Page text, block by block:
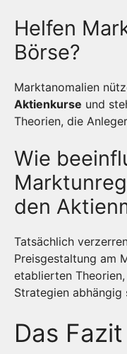
Helfen
Börse?
Marktanomalien
Aktienkurse und
Theorien, die
Wie
den
Tatsächlich
Preisgestaltung am
etablierten
Strategien abhängig
Das Fazit